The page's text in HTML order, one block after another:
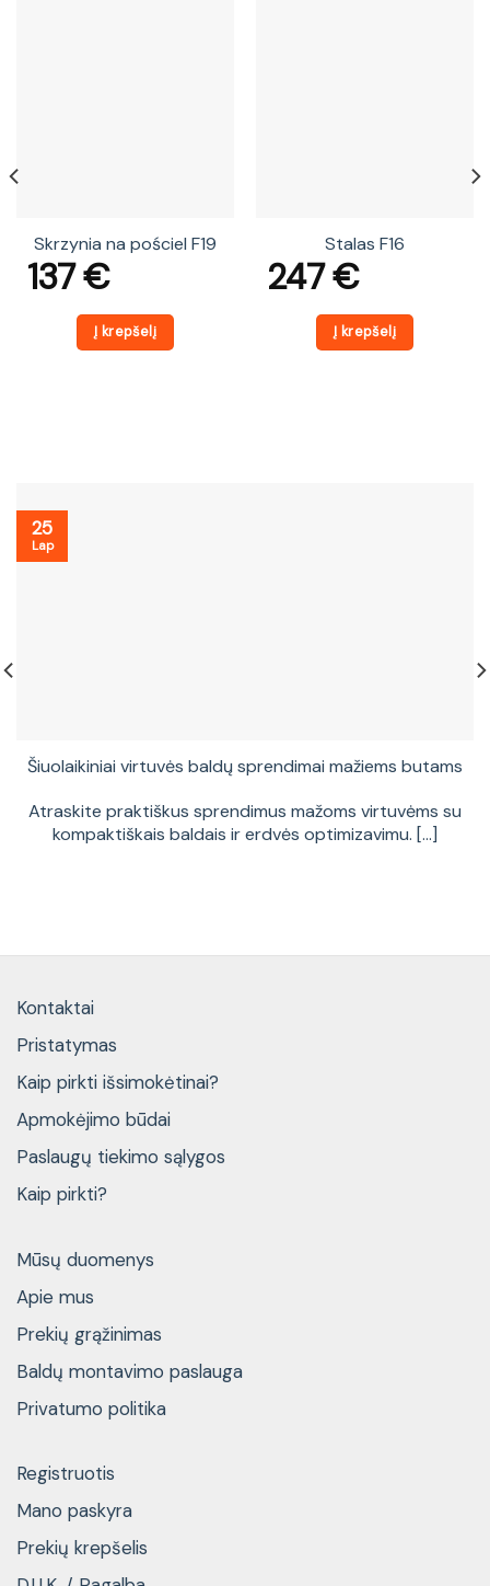
Skrzynia na pościel F19
137€
Į krepšelį
Stalas F16
247€
Į krepšelį
Šiuolaikiniai virtuvės baldų sprendimai mažiems butams
Atraskite praktiškus sprendimus mažoms virtuvėms su
kompaktiškais baldais ir erdvės optimizavimu. [...]
25
Lap
Kontaktai
Pristatymas
Kaip pirkti išsimokėtinai?
Apmokėjimo būdai
Paslaugų tiekimo sąlygos
Kaip pirkti?
Mūsų duomenys
Apie mus
Prekių grąžinimas
Baldų montavimo paslauga
Privatumo politika
Registruotis
Mano paskyra
Prekių krepšelis